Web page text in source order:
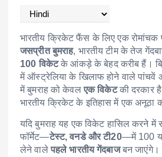
भारतीय क्रिकेट फैंस के लिए एक रोमांचक
जसप्रीत बुमराह, भारतीय टीम के तेज
100 विकेटके आंकड़े के बेहद करीब हैं।
में ऑस्ट्रेलिया के खिलाफ होने वाले पांचवें
में बुमराह को केवलएक विकेटकी दरकार
भारतीय क्रिकेट के इतिहास में एक अनूठा
यदि बुमराह यह एक विकेट हासिल करने में
फॉर्मेट—टेस्ट, वनडे और टी20—में 100
लेने वालेपहले भारतीय गेंदबाजबन जाएंगे।